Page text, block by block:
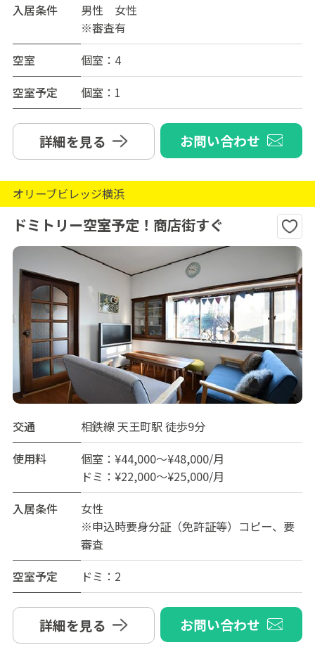
入居条件
男性 女性
※審査有
空室
個室：4
空室予定
個室：1
詳細を見る お問い合わせ
オリーブビレッジ横浜
ドミトリー空室予定！商店街すぐ
交通
相鉄線 天王町駅 徒歩9分
使用料
個室：¥44,000～¥48,000/月
ドミ：¥22,000～¥25,000/月
入居条件
女性
※申込時要身分証（免許証等）コピー、要
審査
空室予定
ドミ：2
詳細を見る お問い合わせ